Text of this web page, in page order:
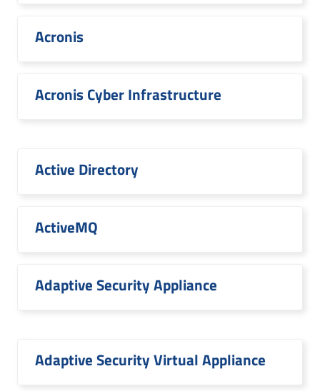
Acronis
Acronis Cyber Infrastructure
Active Directory
ActiveMQ
Adaptive Security Appliance
Adaptive Security Virtual Appliance